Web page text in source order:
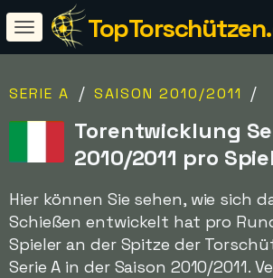
SERIE A / SAISON 2010/2011 /
Torentwicklung
2010/2011 pro
Hier können Sie sehen, wie sich
Schießen entwickelt hat pro
Spieler an der Spitze der
Serie A in der Saison 2010/2011.